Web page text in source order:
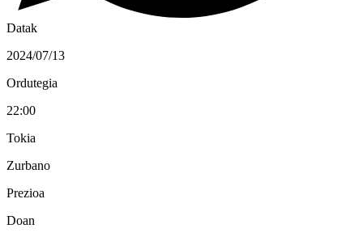
Datak
2024/07/13
Ordutegia
22:00
Tokia
Zurbano
Prezioa
Doan